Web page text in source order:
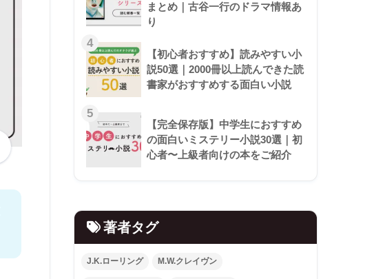
まとめ｜古谷一行のドラマ情報あ
り
4
【初心者おすすめ】読みやすい小
説50選｜2000冊以上読んできた読
書家がおすすめする面白い小説
5
【完全保存版】中学生におすすめ
の面白いミステリー小説30選｜初
心者〜上級者向けの本をご紹介
著者タグ
J.K.ローリング M.W.クレイヴン